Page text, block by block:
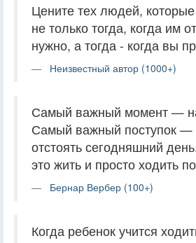
Цените тех людей,
не только тогда, когда им
нужно, а тогда - когда вы
Неизвестный автор (1000+)
Самый важный момент —
Самый важный поступок —
отстоять сегодняшний
это жить и просто ходить
Бернар Вербер (100+)
Когда ребенок учится